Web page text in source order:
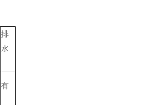
排
水
有